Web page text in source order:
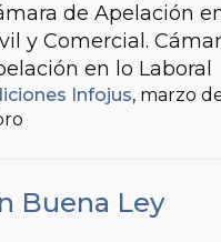
de Apelación
y Comercial.
en lo Laboral
Infojus, marzo
Buena Ley